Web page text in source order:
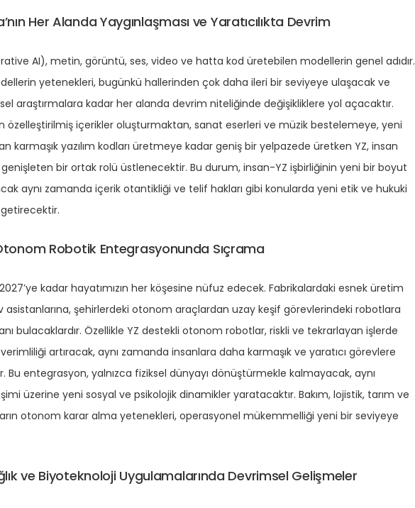
Her Alanda Yaygınlaşması ve Yaratıcılıkta Devrim
AI), metin, görüntü, ses, video ve hatta kod üretebilen modellerin genel adıdır.
yetenekleri, bugünkü hallerinden çok daha ileri bir seviyeye ulaşacak ve
araştırmalara kadar her alanda devrim niteliğinde değişikliklere yol açacaktır.
özelleştirilmiş içerikler oluşturmaktan, sanat eserleri ve müzik bestelemeye, yeni
karmaşık yazılım kodları üretmeye kadar geniş bir yelpazede üretken YZ, insan
genişleten bir ortak rolü üstlenecektir. Bu durum, insan-YZ işbirliğinin yeni bir boyut
aynı zamanda içerik otantikliği ve telif hakları gibi konularda yeni etik ve hukuki
Robotik Entegrasyonunda Sıçrama
kadar hayatımızın her köşesine nüfuz edecek. Fabrikalardaki esnek üretim
asistanlarına, şehirlerdeki otonom araçlardan uzay keşif görevlerindeki robotlara
bulacaklardır. Özellikle YZ destekli otonom robotlar, riskli ve tekrarlayan işlerde
artıracak, aynı zamanda insanlara daha karmaşık ve yaratıcı görevlere
Bu entegrasyon, yalnızca fiziksel dünyayı dönüştürmekle kalmayacak, aynı
üzerine yeni sosyal ve psikolojik dinamikler yaratacaktır. Bakım, lojistik, tarım ve
otonom karar alma yetenekleri, operasyonel mükemmelliği yeni bir seviyeye
ve Biyoteknoloji Uygulamalarında Devrimsel Gelişmeler